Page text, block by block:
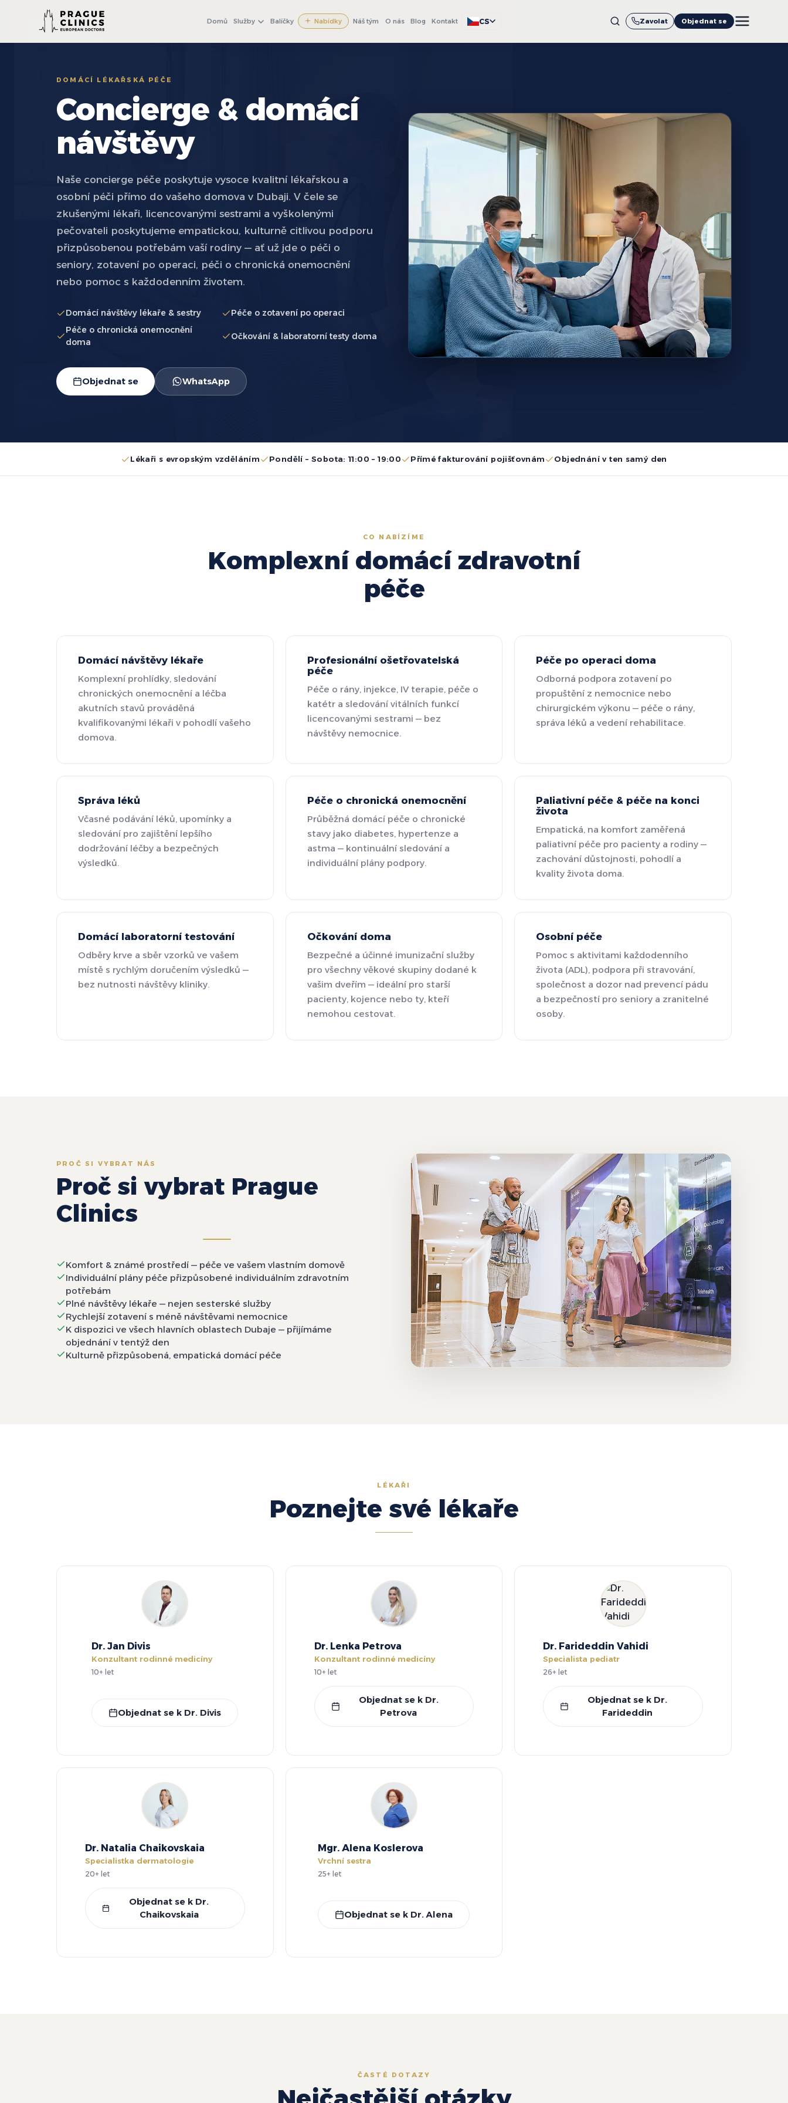
+971 4 558 0540
Domů
Služby Balíčky Nabídky Náš tým O nás Blog Kontakt CS Zavolat Objednat se
DOMÁCÍ LÉKAŘSKÁ PÉČE
Concierge & domácí
návštěvy
Naše concierge péče poskytuje vysoce kvalitní lékařskou a
osobní péči přímo do vašeho domova v Dubaji. V čele se
zkušenými lékaři, licencovanými sestrami a vyškolenými
pečovateli poskytujeme empatickou, kulturně citlivou podporu
přizpůsobenou potřebám vaší rodiny — ať už jde o péči o
seniory, zotavení po operaci, péči o chronická onemocnění
nebo pomoc s každodenním životem.
Domácí návštěvy lékaře & sestry
Péče o zotavení po operaci
Péče o chronická onemocnění
doma
Očkování & laboratorní testy doma
Objednat se WhatsApp
Lékaři s evropským vzděláním Pondělí – Sobota: 11:00 – 19:00 Přímé fakturování pojišťovnám Objednání v ten samý den
CO NABÍZÍME
Komplexní domácí zdravotní
péče
Domácí návštěvy lékaře
Komplexní prohlídky, sledování
chronických onemocnění a léčba
akutních stavů prováděná
kvalifikovanými lékaři v pohodlí vašeho
domova.
Profesionální ošetřovatelská
péče
Péče o rány, injekce, IV terapie, péče o
katétr a sledování vitálních funkcí
licencovanými sestrami — bez
návštěvy nemocnice.
Péče po operaci doma
Odborná podpora zotavení po
propuštění z nemocnice nebo
chirurgickém výkonu — péče o rány,
správa léků a vedení rehabilitace.
Správa léků
Včasné podávání léků, upomínky a
sledování pro zajištění lepšího
dodržování léčby a bezpečných
výsledků.
Péče o chronická onemocnění
Průběžná domácí péče o chronické
stavy jako diabetes, hypertenze a
astma — kontinuální sledování a
individuální plány podpory.
Paliativní péče & péče na konci
života
Empatická, na komfort zaměřená
paliativní péče pro pacienty a rodiny —
zachování důstojnosti, pohodlí a
kvality života doma.
Domácí laboratorní testování
Odběry krve a sběr vzorků ve vašem
místě s rychlým doručením výsledků —
bez nutnosti návštěvy kliniky.
Očkování doma
Bezpečné a účinné imunizační služby
pro všechny věkové skupiny dodané k
vašim dveřím — ideální pro starší
pacienty, kojence nebo ty, kteří
nemohou cestovat.
Osobní péče
Pomoc s aktivitami každodenního
života (ADL), podpora při stravování,
společnost a dozor nad prevencí pádu
a bezpečností pro seniory a zranitelné
osoby.
PROČ SI VYBRAT NÁS
Proč si vybrat Prague
Clinics
Komfort & známé prostředí — péče ve vašem vlastním domově
Individuální plány péče přizpůsobené individuálním zdravotním
potřebám
Plné návštěvy lékaře — nejen sesterské služby
Rychlejší zotavení s méně návštěvami nemocnice
K dispozici ve všech hlavních oblastech Dubaje — přijímáme
objednání v tentýž den
Kulturně přizpůsobená, empatická domácí péče
LÉKAŘI
Poznejte své lékaře
Dr. Jan Divis
Konzultant rodinné medicíny
10+ let
Objednat se k Dr. Divis
Dr. Lenka Petrova
Konzultant rodinné medicíny
10+ let
Objednat se k Dr.
Petrova
Dr. Farideddin Vahidi
Specialista pediatr
26+ let
Objednat se k Dr.
Farideddin
Dr. Natalia Chaikovskaia
Specialistka dermatologie
20+ let
Objednat se k Dr.
Chaikovskaia
Mgr. Alena Koslerova
Vrchní sestra
25+ let
Objednat se k Dr. Alena
ČASTÉ DOTAZY